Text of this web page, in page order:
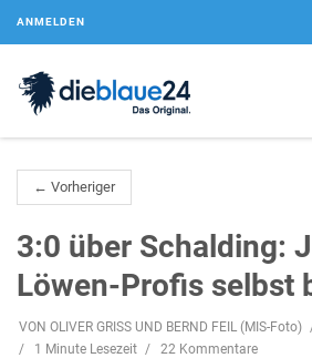
ANMELDEN
← Vorheriger
3:0 über Schalding:
Löwen-Profis selbst
VON OLIVER GRISS UND BERND FEIL (MIS-Foto)
1 Minute Lesezeit
22 Kommentare